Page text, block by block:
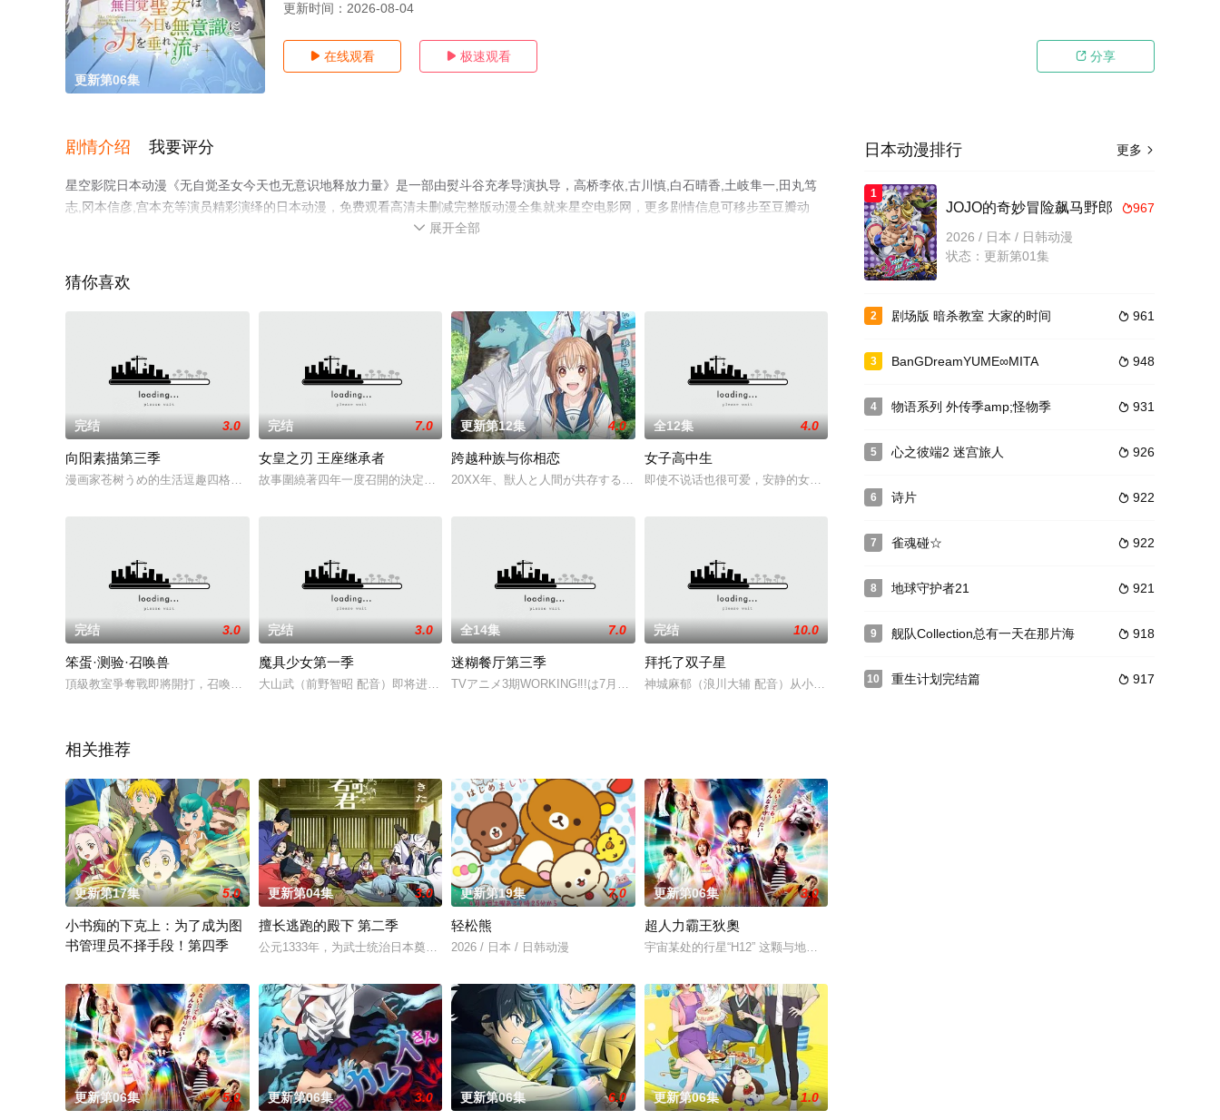
更新第06集
更新时间： 2026-08-04
 在线观看  极速观看  分享
剧情介绍 我要评分
星空影院日本动漫《无自觉圣女今天也无意识地释放力量》是一部由熨斗谷充孝导演执导，高桥李依,古川慎,白石晴香,土岐隼一,田丸笃
志,冈本信彦,宫本充等演员精彩演绎的日本动漫，免费观看高清未删减完整版动漫全集就来星空电影网，更多剧情信息可移步至豆瓣动
 展开全部
猜你喜欢
完结 3.0
向阳素描第三季
漫画家苍树うめ的生活逗趣四格连载《向阳素描》，曾经在2007年、2008年陆续推出同名TV版以及续编《
完结 7.0
女皇之刃 王座继承者
故事圍繞著四年一度召開的決定女王的賭命的武術格鬥會「QUEEN'S BLADE」，美少女們因為
更新第12集 4.0
跨越种族与你相恋
20XX年、獣人と人間が共存する町に住む高校生?朝霞万理のクラスに、獣人の特例生としてやってきた飛高繋
全12集 4.0
女子高中生
即使不说话也很可爱，安静的女子高中生动画！以残念美人桃子为中心，冰山系眼镜娘涩美&治愈系小不点
完结 3.0
笨蛋·测验·召唤兽
頂級教室爭奪戰即將開打，召喚獸現身吧！「我不要這種教室啦！」──笨蛋明久的喊叫聲響遍校園。這裡就是以嚴
完结 3.0
魔具少女第一季
大山武（前野智昭 配音）即将进入天日学园就读，在这所由女子学校改制而来的综合学校中，由其喜爱女孩子胸部
全14集 7.0
迷糊餐厅第三季
TVアニメ3期WORKING‼︎!は7月から放送開始です！
完结 10.0
拜托了双子星
神城麻郁（浪川大辅 配音）从小在孤儿院长大，除了一张年代久远的照片外，他对自己的过去一无所知。一次
相关推荐
更新第17集 5.0
小书痴的下克上：为了成为图
书管理员不择手段！第四季
更新第04集 3.0
擅长逃跑的殿下 第二季
公元1333年，为武士统治日本奠定基石的镰仓幕府，因其所信任的幕臣——足利尊氏的谋反而宣告灭亡。 失去
更新第19集 7.0
轻松熊
2026 / 日本 / 日韩动漫
更新第06集 3.0
超人力霸王狄奧
宇宙某处的行星“H12” 这颗与地球极其相似的星球，某日遭到了来自外星的宇宙怪兽袭击 在星球崩毁、走向
更新第06集 5.0 更新第06集 3.0 更新第06集 6.0 更新第06集 1.0
更多 
日本动漫排行
1
967
JOJO的奇妙冒险飙马野郎
2026 / 日本 / 日韩动漫
状态：更新第01集
2  961
剧场版 暗杀教室 大家的时间
3  948
BanGDreamYUME∞MITA
4  931
物语系列 外传季amp;怪物季
5  926
心之彼端2 迷宫旅人
6  922
诗片
7  922
雀魂碰☆
8  921
地球守护者21
9  918
舰队Collection总有一天在那片海
10  917
重生计划完结篇